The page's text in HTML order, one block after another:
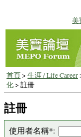
美
首頁> 生涯 / Life Career
化> 註冊
註冊
使用者名稱*: